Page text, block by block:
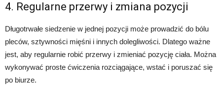
4. Regularne przerwy i zmiana pozycji
Długotrwałe siedzenie w jednej pozycji może prowadzić do bólu
pleców, sztywności mięśni i innych dolegliwości. Dlatego ważne
jest, aby regularnie robić przerwy i zmieniać pozycję ciała. Można
wykonywać proste ćwiczenia rozciągające, wstać i poruszać się
po biurze.